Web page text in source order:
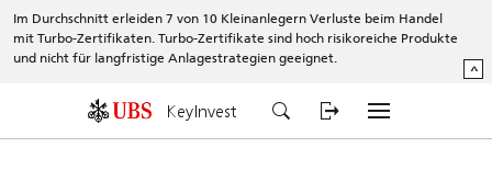
Im Durchschnitt erleiden 7 von 10 Kleinanlegern Verluste beim Handel
mit Turbo-Zertifikaten. Turbo-Zertifikate sind hoch risikoreiche Produkte
und nicht für langfristige Anlagestrategien geeignet.
^
KeyInvest